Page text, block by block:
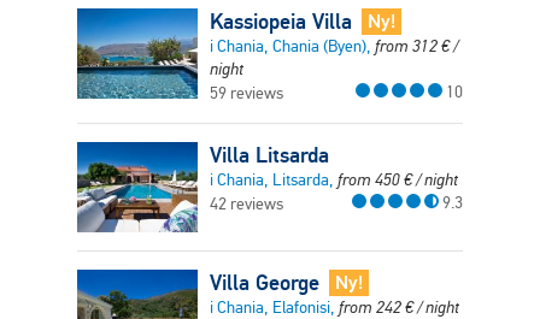
Kassiopeia Villa Ny!
i Chania, Chania (Byen), from 312€/
night
59 reviews
10
Villa Litsarda
i Chania, Litsarda, from 450€/ night
42 reviews
9.3
Villa George Ny!
i Chania, Elafonisi, from 242€/ night